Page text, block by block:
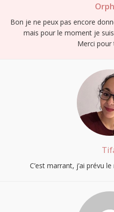
Bon je ne peux pas encore
mais pour le moment je
Merci pour
C’est marrant, j’ai prévu